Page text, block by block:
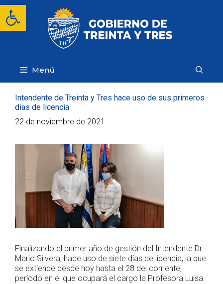
Abrir barra de herramientas
Saltar
contenido
Menú
Intendente de Treinta y Tres hace uso de sus primeros
dias de licencia
22 de noviembre de 2021
Finalizando el primer año de gestión del Intendente Dr.
Mario Silvera, hace uso de siete días de licencia, la que
se extiende desde hoy hasta el 28 del corriente,
período en el que ocupará el cargo la Profesora Luisa